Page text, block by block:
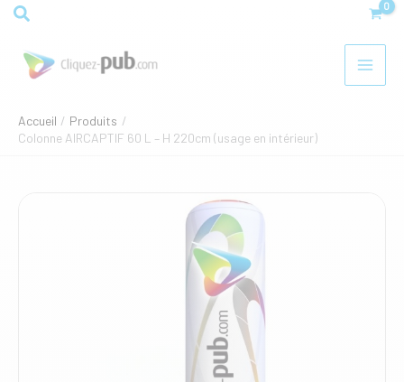
Aller
contenu
Rechercher
Accueil
Produits
Colonne AIRCAPTIF 60 L – H 220cm (usage en intérieur)
60
(usage
en